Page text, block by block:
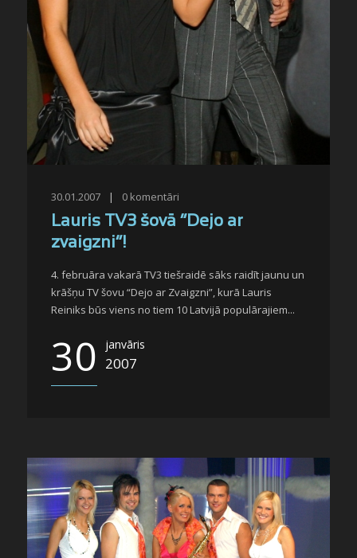
30.01.2007 | 0 komentāri
Lauris TV3 šovā “Dejo ar
zvaigzni”!
4. februāra vakarā TV3 tiešraidē sāks raidīt jaunu un
krāšņu TV šovu “Dejo ar Zvaigzni”, kurā Lauris
Reiniks būs viens no tiem 10 Latvijā populārajiem...
30 janvāris
2007